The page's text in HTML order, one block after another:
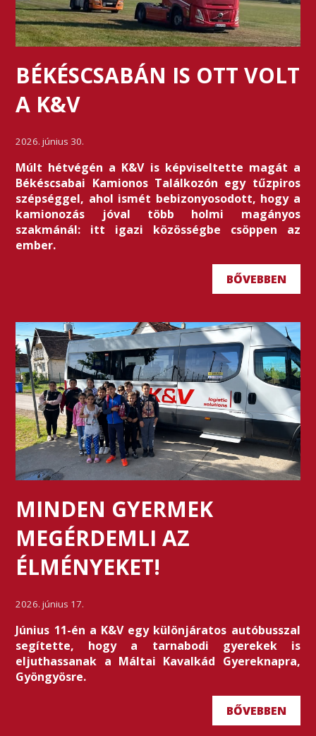
BÉKÉSCSABÁN IS OTT VOLT
A K&V
2026. június 30.
Múlt hétvégén a K&V is képviseltette magát a
Békéscsabai Kamionos Találkozón egy tűzpiros
szépséggel, ahol ismét bebizonyosodott, hogy a
kamionozás jóval több holmi magányos
szakmánál: itt igazi közösségbe csöppen az
ember.
BŐVEBBEN
MINDEN GYERMEK
MEGÉRDEMLI AZ
ÉLMÉNYEKET!
2026. június 17.
Június 11-én a K&V egy különjáratos autóbusszal
segítette, hogy a tarnabodi gyerekek is
eljuthassanak a Máltai Kavalkád Gyereknapra,
Gyöngyösre.
BŐVEBBEN